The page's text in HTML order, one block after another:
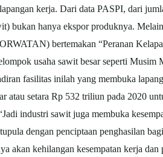
kerja. Dari data PASPI, dari
bukan hanya ekspor produknya.
bertemakan “Peranan
usaha sawit besar seperti
fasilitas inilah yang membuka
atau setara Rp 532 triliun pada 2020
industri sawit juga membuka
dengan penciptaan penghasilan
akan kehilangan kesempatan kerja dan